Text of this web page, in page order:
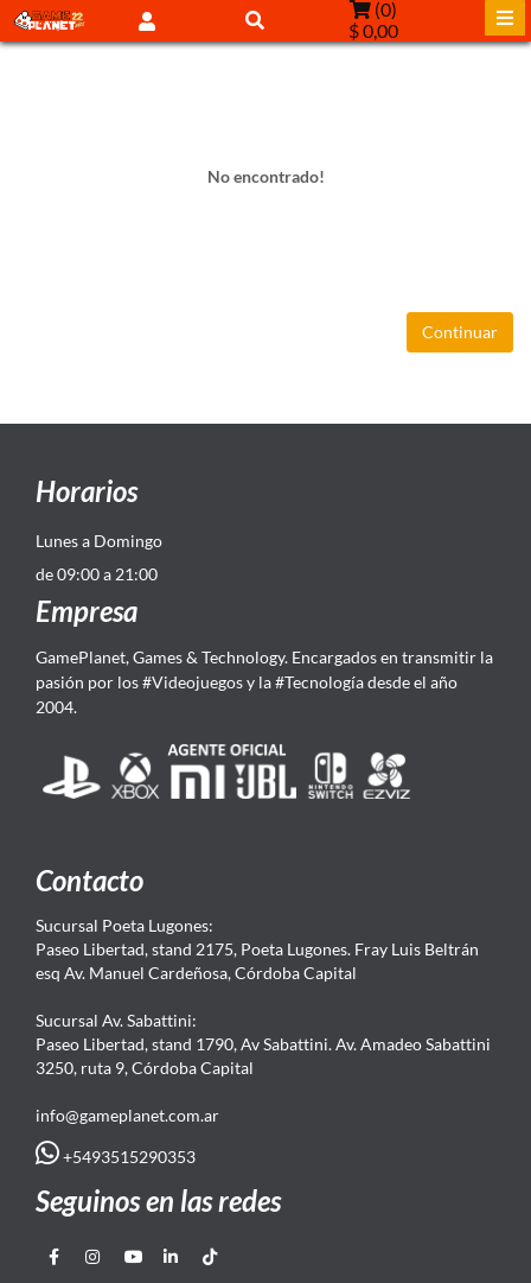
(0)
$ 0,00
No encontrado!
Continuar
Horarios
Lunes a Domingo
de 09:00 a 21:00
Empresa
GamePlanet, Games & Technology. Encargados en transmitir la
pasión por los #Videojuegos y la #Tecnología desde el año
2004.
Contacto
Sucursal Poeta Lugones:
Paseo Libertad, stand 2175, Poeta Lugones. Fray Luis Beltrán
esq Av. Manuel Cardeñosa, Córdoba Capital
Sucursal Av. Sabattini:
Paseo Libertad, stand 1790, Av Sabattini. Av. Amadeo Sabattini
3250, ruta 9, Córdoba Capital
info@gameplanet.com.ar
+5493515290353
Seguinos en las redes